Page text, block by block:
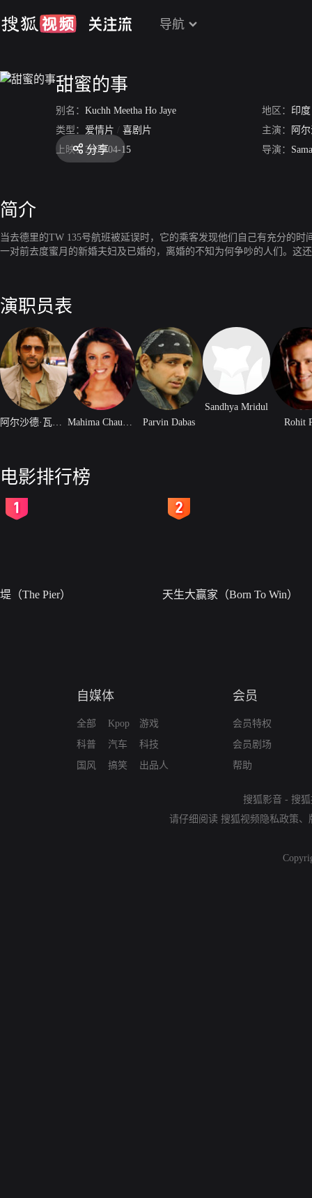
导航
甜蜜的事
别名： Kuchh Meetha Ho Jaye 地区： 印度
类型： 爱情片 / 喜剧片 主演：
阿
上映： 2005-04-15 导演：
分享
简介
当去德里的TW 135号航班被延误时，它的乘客发现他们自己有充分的
一对前去度蜜月的新婚夫妇及已婚的，离婚的不知为何争吵的人们。这
演职员表
Parvin Dabas
Sandhya Mridul
Rohit
电影排行榜
堤（The Pier） 天生大赢家（Born To Win）
自媒体
全部
科普
国风
Kpop
汽车
搞笑
游戏
科技
出品人
会员
会员特权
会员剧场
帮助
搜狐影音 - 搜
请仔细阅读 搜狐视频隐私政策、